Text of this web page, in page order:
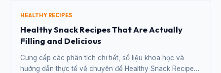
HEALTHY RECIPES
Healthy Snack Recipes That Are Actually
Filling and Delicious
Cung cấp các phân tích chi tiết, số liệu khoa học và
hướng dẫn thực tế về chuyên đề Healthy Snack Recipes